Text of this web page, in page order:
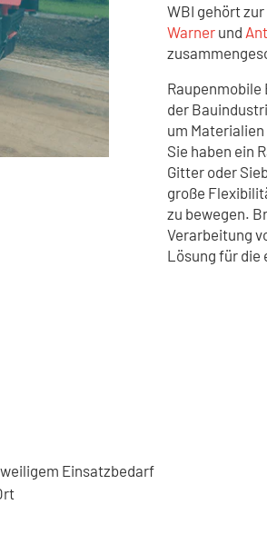
WBI gehört zur
Warnerund
Raupenmobile
der
um
Sie haben ein
Gitter oder
große
zu bewegen.
Verarbeitung
Lösung für die
Einsatzbedarf